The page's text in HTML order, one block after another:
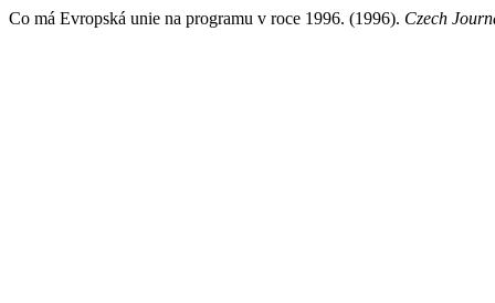
Co má Evropská unie na programu v roce 1996. (1996). Czech